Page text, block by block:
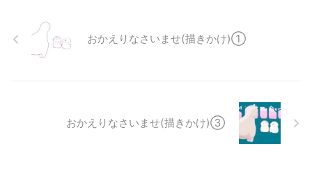
おかえりなさいませ(描きかけ)①
おかえりなさいませ(描きかけ)③